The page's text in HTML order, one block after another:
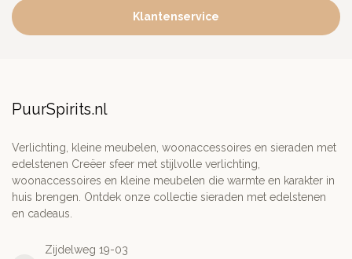
Klantenservice
PuurSpirits.nl
Verlichting, kleine meubelen, woonaccessoires en sieraden met
edelstenen Creëer sfeer met stijlvolle verlichting,
woonaccessoires en kleine meubelen die warmte en karakter in
huis brengen. Ontdek onze collectie sieraden met edelstenen
en cadeaus.
Zijdelweg 19-03